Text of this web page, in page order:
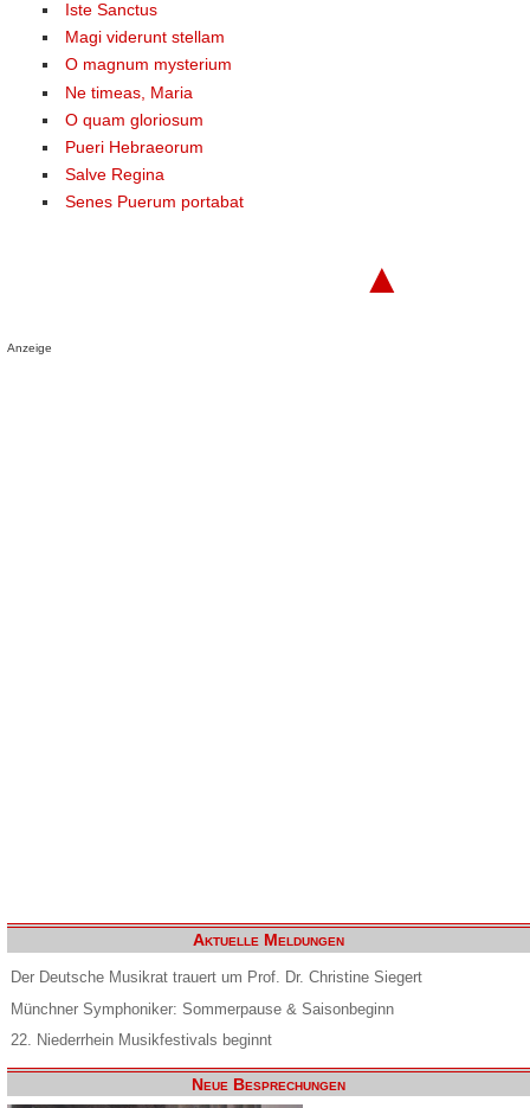
Iste Sanctus
Magi viderunt stellam
O magnum mysterium
Ne timeas, Maria
O quam gloriosum
Pueri Hebraeorum
Salve Regina
Senes Puerum portabat
▲
Anzeige
Aktuelle Meldungen
Der Deutsche Musikrat trauert um Prof. Dr. Christine Siegert
Münchner Symphoniker: Sommerpause & Saisonbeginn
22. Niederrhein Musikfestivals beginnt
Neue Besprechungen